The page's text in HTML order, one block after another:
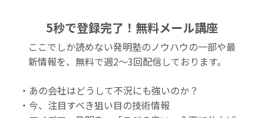
5秒で登録完了！無料メール講座
ここでしか読めない発明塾のノウハウの一部や最
新情報を、無料で週2〜3回配信しております。
・あの会社はどうして不況にも強いのか？
・今、注目すべき狙い目の技術情報